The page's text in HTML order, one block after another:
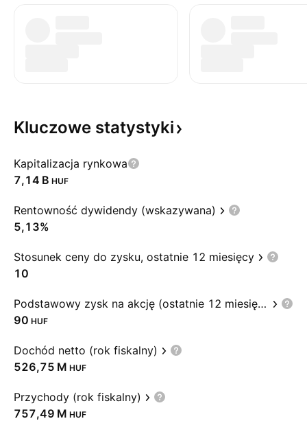
Kluczowe statystyki
Kapitalizacja rynkowa
‪7,14 B‬ HUF
Rentowność dywidendy (wskazywana)
5,13%
Stosunek ceny do zysku, ostatnie 12 miesięcy
10
Podstawowy zysk na akcję (ostatnie 12 miesięcy)
90 HUF
Dochód netto (rok fiskalny)
‪526,75 M‬ HUF
Przychody (rok fiskalny)
‪757,49 M‬ HUF